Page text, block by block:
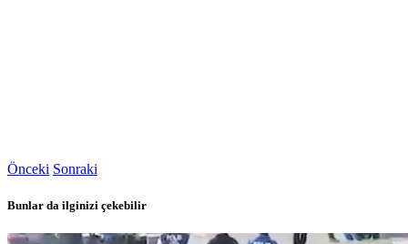
Önceki Sonraki
Bunlar da ilginizi çekebilir